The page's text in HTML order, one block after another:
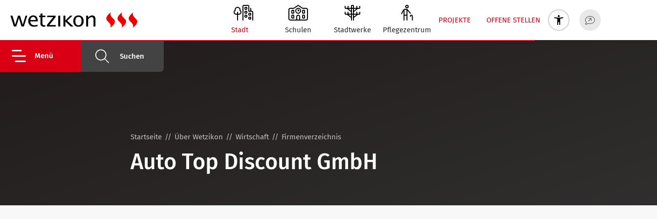
Menü Suchen
PROJEKTE
OFFENE STELLEN
Stadt
Schulen Stadtwerke Pflegezentrum
Startseite Über Wetzikon Wirtschaft Firmenverzeichnis
Auto Top Discount GmbH